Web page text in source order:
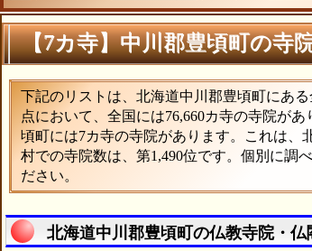
【7カ寺】中川郡豊頃町の寺
下記のリストは、北海道中川郡豊頃町にあ
点において、全国には76,660カ寺の寺院が
頃町には7カ寺の寺院があります。これは、
村での寺院数は、第1,490位です。個別に調
ださい。
北海道中川郡豊頃町の仏教寺院・